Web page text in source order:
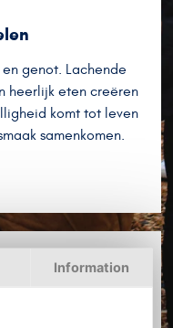
genot. Lachende
heerlijk eten creëren
komt tot leven
samenkomen.
Information